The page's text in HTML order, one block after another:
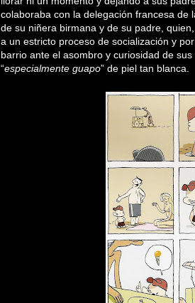
colaboraba con la delegación francesa de
de su niñera birmana y de su padre,
a un estricto proceso de socialización y
barrio ante el asombro y curiosidad de
“especialmente guapo” de piel tan blanca.